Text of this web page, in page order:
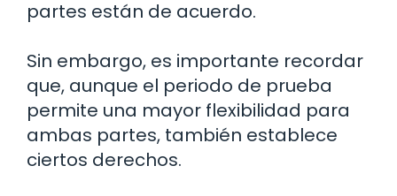
partes están de acuerdo.
Sin embargo, es importante recordar
que, aunque el periodo de prueba
permite una mayor flexibilidad para
ambas partes, también establece
ciertos derechos.